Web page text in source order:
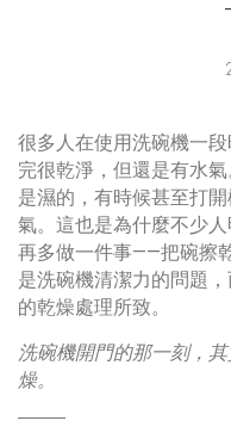
很多人在使用洗碗機一
完很乾淨，但還是有水
是濕的，有時候甚至打
氣。這也是為什麼不少
再多做一件事——把碗擦
是洗碗機清潔力的問題
的乾燥處理所致。
洗碗機開門的那一刻，
燥。